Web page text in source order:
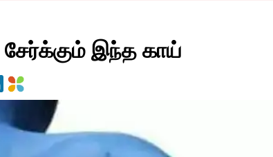
சேர்க்கும் இந்த காய்